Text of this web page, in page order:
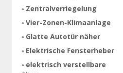
Zentralverriegelung
Vier-Zonen-Klimaanlage
Glatte Autotür näher
Elektrische Fensterheber
elektrisch verstellbare